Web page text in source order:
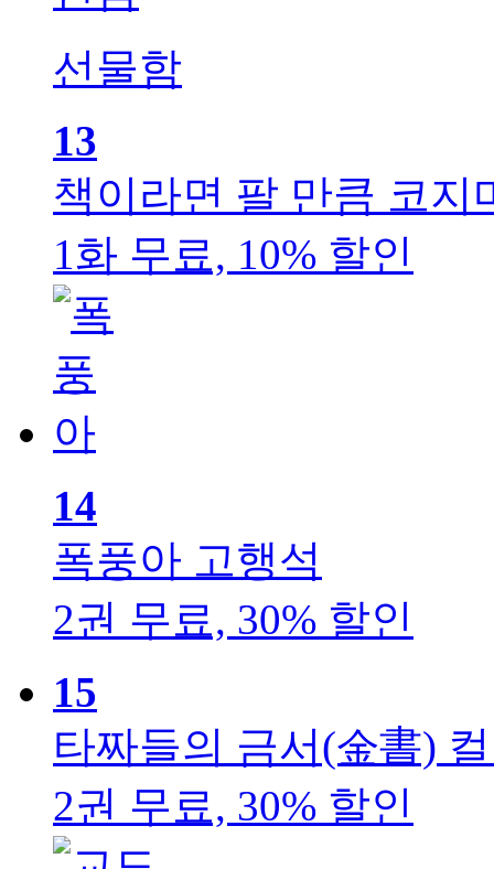
선물함
13
책이라면 팔 만큼 코지
1화 무료, 10% 할인
14
폭풍아 고행석
2권 무료, 30% 할인
15
타짜들의 금서(金書)
2권 무료, 30% 할인